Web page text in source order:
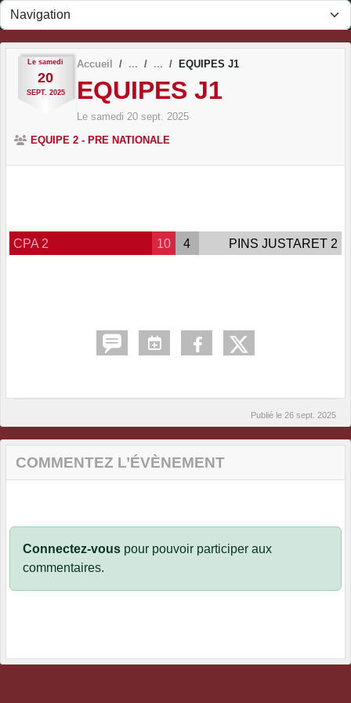
Le samedi
20
SEPT. 2025
Accueil EQUIPES J1
EQUIPES J1
Le samedi 20 sept. 2025
EQUIPE 2 - PRE NATIONALE
CPA 2 10 4 PINS JUSTARET 2
Publié le 26 sept. 2025
COMMENTEZ L’ÉVÈNEMENT
Connectez-vous pour pouvoir participer aux
commentaires.
Panneau de gestion des cookies